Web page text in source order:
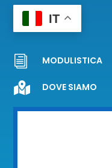
IT
i MODULISTICA
 DOVE SIAMO